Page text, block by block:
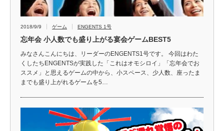
2018/9/9 ゲーム ENGENTS 1号
忘年会 小人数でも盛り上がる宴会ゲームBEST5
みなさんこんにちは、リーダーのENGENTS1号です。 今回はわた
くしたちENGENTSが実践した「これはオモシロイ」「忘年会でお
ススメ」と思えるゲームの中から、小スペース、少人数、座ったま
までも盛り上がれるゲームを5…